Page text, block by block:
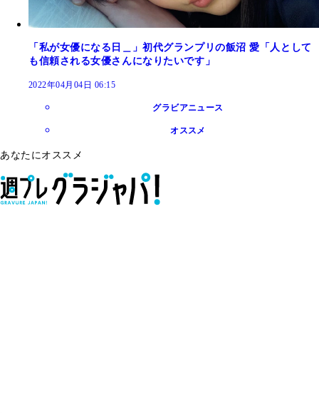
「私が女優になる日＿」初代グランプリの飯沼 愛「人として
も信頼される女優さんになりたいです」
2022年04月04日 06:15
グラビアニュース
オススメ
あなたにオススメ